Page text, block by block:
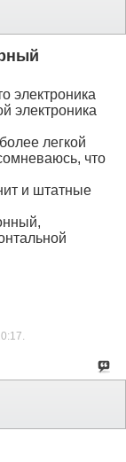
электроника
электроника
легкой
что
и штатные